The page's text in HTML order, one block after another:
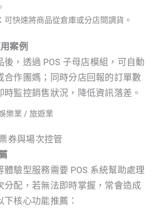
可快速將商品從倉庫或分店間調貨。
案例
後，透過 POS 子母店模組，可自動
合作團媽；同時分店回報的訂單數
時監控銷售狀況，降低資訊落差。
樂業 / 旅遊業
券與場次控管
體驗型服務需要 POS 系統幫助處理
分配，若無法即時掌握，常會造成
核心功能推薦：